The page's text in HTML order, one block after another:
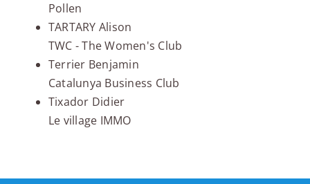
Pollen
TARTARY Alison
TWC - The Women's Club
Terrier Benjamin
Catalunya Business Club
Tixador Didier
Le village IMMO